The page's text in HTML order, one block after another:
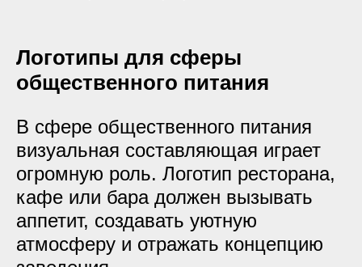
Логотипы для сферы
общественного питания
В сфере общественного питания
визуальная составляющая играет
огромную роль. Логотип ресторана,
кафе или бара должен вызывать
аппетит, создавать уютную
атмосферу и отражать концепцию